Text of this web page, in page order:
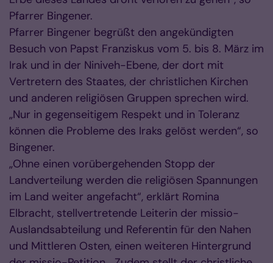
Pfarrer Bingener.
Pfarrer Bingener begrüßt den angekündigten
Besuch von Papst Franziskus vom 5. bis 8. März im
Irak und in der Niniveh-Ebene, der dort mit
Vertretern des Staates, der christlichen Kirchen
und anderen religiösen Gruppen sprechen wird.
„Nur in gegenseitigem Respekt und in Toleranz
können die Probleme des Iraks gelöst werden“, so
Bingener.
„Ohne einen vorübergehenden Stopp der
Landverteilung werden die religiösen Spannungen
im Land weiter angefacht“, erklärt Romina
Elbracht, stellvertretende Leiterin der missio-
Auslandsabteilung und Referentin für den Nahen
und Mittleren Osten, einen weiteren Hintergrund